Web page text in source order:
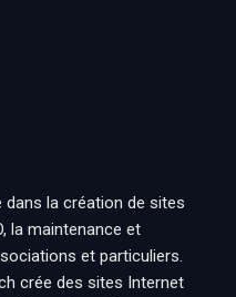
dans la création de sites
la maintenance et
et particuliers.
crée des sites Internet